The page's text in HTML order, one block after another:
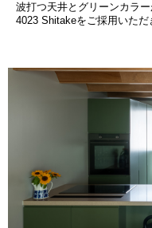
波打つ天井とグリーンカラ
4023 Shitakeをご採用いただ